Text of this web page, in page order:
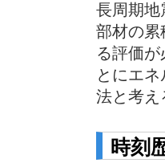
長周期地
部材の累
る評価
とにエ
法と考え
時刻